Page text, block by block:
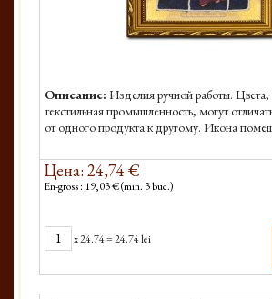
Описание: Изделия ручной работы.
текстильная промышленность, могут
от одного продукта к другому. Икона
Цена: 24,74 €
En-gross : 19,03 € (min. 3 buc.)
x24.74=24.74 lei